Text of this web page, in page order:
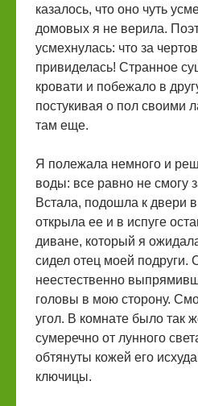
казалось, что оно чуть
домовых я не верила.
усмехнулась: что за
привиделась! Странное
кровати и побежало в
постукивая о пол своими
там еще.
Я полежала немного и
воды: все равно не смогу
Встала, подошла к двери
открыла ее и в испуге
диване, который я
сидел отец моей подруги.
неестественно
головы в мою сторону.
угол. В комнате было так
сумеречно от лунного
обтянуты кожей его
ключицы.